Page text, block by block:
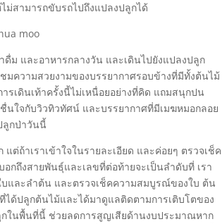
ม่สามารถขับรถไปถึงแปลงปลูกได้
ม และอาหารกลางวัน และเดินไปยังแปลงปลูก
มความสวยงามของบรรยากาศรอบข้างที่มีทั้งต้นไม้
เดินเท้าครั้งนี้ไม่เหนื่อยอย่างที่คิด แถมสนุกปน
นใจกับวิวทิวทัศน์ และบรรยากาศที่มีเมฆหมอกลอย
ลูกป่าวันนี้
ต่ถ้าเราเข้าใจในรายละเอียด และค่อยๆ ตรวจเช็ค
กถึงสายพันธุ์และเลขที่ต่อท้ายจะเป็นลำดับที่ เรา
และลำต้น และตรวจเช็คความสมบูรณ์ของใบ ต้น
ได้ปลูกต้นไม้และได้มาดูแลติดตามการเติบโตของ
กในพื้นที่นี้ ช่วยลดการสูญเสียด้านงบประมาณหาก